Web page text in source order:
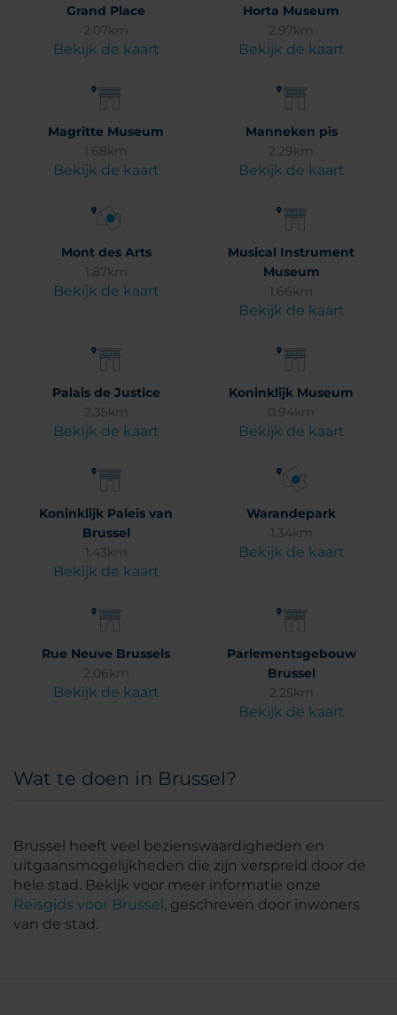
Grand Place
2.07km
Bekijk de kaart
Horta Museum
2.97km
Bekijk de kaart
Magritte Museum
1.68km
Bekijk de kaart
Manneken pis
2.29km
Bekijk de kaart
Mont des Arts
1.87km
Bekijk de kaart
Musical Instrument
Museum
1.66km
Bekijk de kaart
Palais de Justice
2.35km
Bekijk de kaart
Koninklijk Museum
0.94km
Bekijk de kaart
Koninklijk Paleis van
Brussel
1.43km
Bekijk de kaart
Warandepark
1.34km
Bekijk de kaart
Rue Neuve Brussels
2.06km
Bekijk de kaart
Parlementsgebouw
Brussel
2.25km
Bekijk de kaart
Wat te doen in Brussel?
Brussel heeft veel bezienswaardigheden en
uitgaansmogelijkheden die zijn verspreid door de
hele stad. Bekijk voor meer informatie onze
Reisgids voor Brussel, geschreven door inwoners
van de stad.